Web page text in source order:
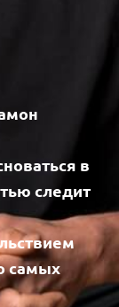
в
следит
самых